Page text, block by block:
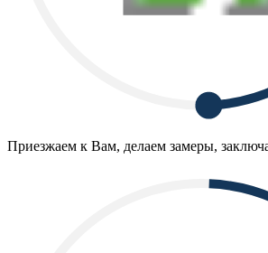
Приезжаем к Вам, делаем замеры,